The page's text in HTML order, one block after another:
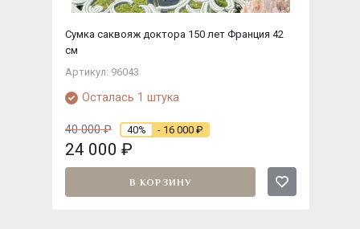
Сумка саквояж доктора 150 лет Франция 42
см
Артикул: 96043
Осталась 1 штука
40 000₽ 40% - 16 000 ₽
24 000 ₽
В КОРЗИНУ